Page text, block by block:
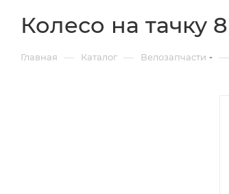
Колесо на тачку
Главная — Каталог — Велозапчасти —